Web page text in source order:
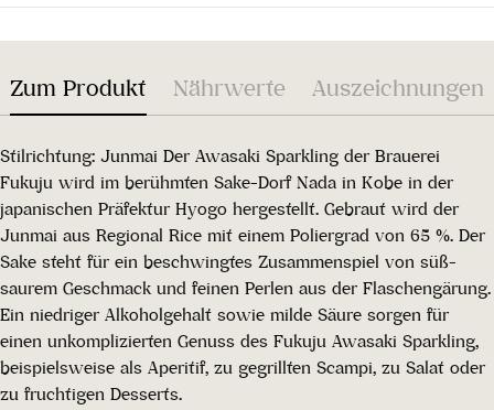
Zum Produkt Nährwerte Auszeichnungen
Stilrichtung: Junmai Der Awasaki Sparkling der Brauerei
Fukuju wird im berühmten Sake-Dorf Nada in Kobe in der
japanischen Präfektur Hyogo hergestellt. Gebraut wird der
Junmai aus Regional Rice mit einem Poliergrad von 65 %. Der
Sake steht für ein beschwingtes Zusammenspiel von süß-
saurem Geschmack und feinen Perlen aus der Flaschengärung.
Ein niedriger Alkoholgehalt sowie milde Säure sorgen für
einen unkomplizierten Genuss des Fukuju Awasaki Sparkling,
beispielsweise als Aperitif, zu gegrillten Scampi, zu Salat oder
zu fruchtigen Desserts.